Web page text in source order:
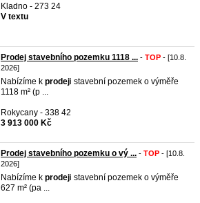
Kladno - 273 24
V textu
Prodej stavebního pozemku 1118 ... - TOP - [10.8.
2026]
Nabízíme k prodeji stavební pozemek o výměře
1118 m² (p ...
Rokycany - 338 42
3 913 000 Kč
Prodej stavebního pozemku o vý ... - TOP - [10.8.
2026]
Nabízíme k prodeji stavební pozemek o výměře
627 m² (pa ...